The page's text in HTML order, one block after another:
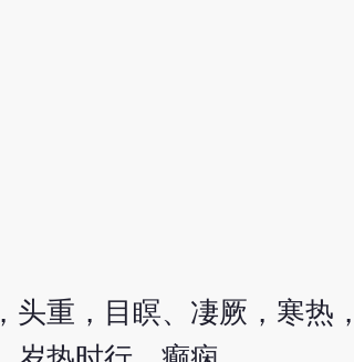
头重，目瞑、凄厥，寒热